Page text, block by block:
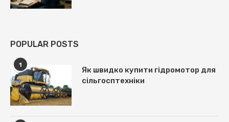
POPULAR POSTS
1
Як швидко купити гідромотор для
сільгосптехніки